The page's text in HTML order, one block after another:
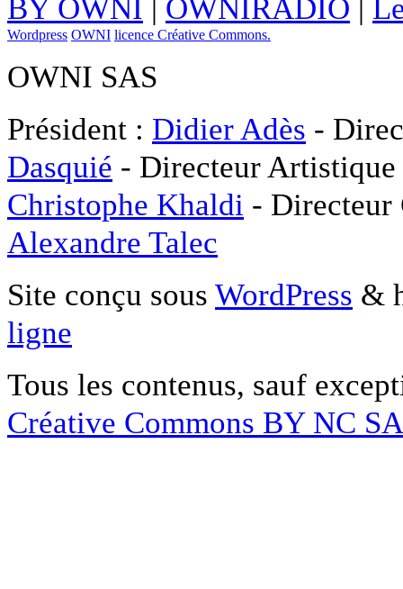
BY OWNI OWNIRADIO
Wordpress OWNI licence Créative Commons.
OWNI SAS
Président : Didier Adès -
Dasquié - Directeur
Christophe Khaldi -
Alexandre Talec
Site conçu sous WordPress &
ligne
Tous les contenus, sauf
Créative Commons BY NC SA